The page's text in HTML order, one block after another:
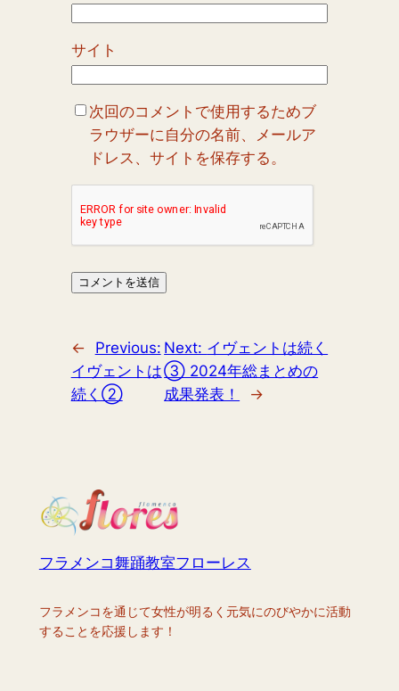
サイト
次回のコメントで使用するためブ
ラウザーに自分の名前、メールア
ドレス、サイトを保存する。
←
Previous:
イヴェントは
続く②
Next: イヴェントは続く
③ 2024年総まとめの
成果発表！
→
フラメンコ舞踊教室フローレス
フラメンコを通じて女性が明るく元気にのびやかに活動
することを応援します！